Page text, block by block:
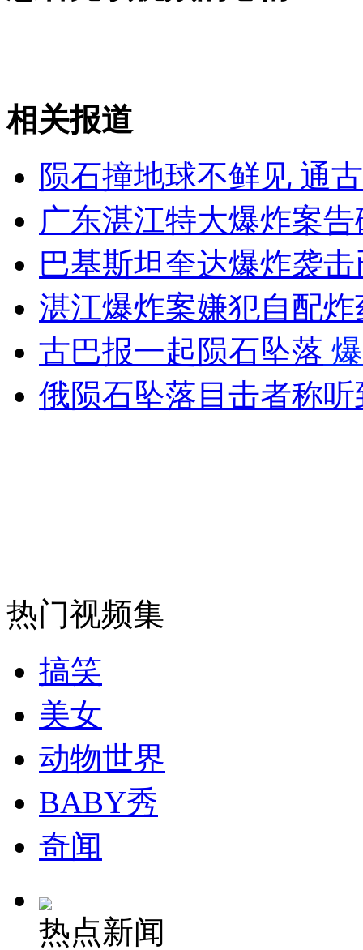
女孩北京地铁殴打老人 痛下狠手拳打脚踢
无痛分娩是否安全 医生回应
外交部：反对强权政治霸凌主义
外交部：有关国家言论片面不公正
消防员救轻生者 花炮节热闹非凡
纽约上演“枕头大战”
司机酒驾遇交警 急速倒车逃窜
相关报道
陨石撞地球不鲜见 通
广东湛江特大爆炸案
巴基斯坦奎达爆炸袭
湛江爆炸案嫌犯自配
古巴报一起陨石坠落
俄陨石坠落目击者称
热门视频集
搞笑
美女
动物世界
BABY秀
奇闻
热点新闻